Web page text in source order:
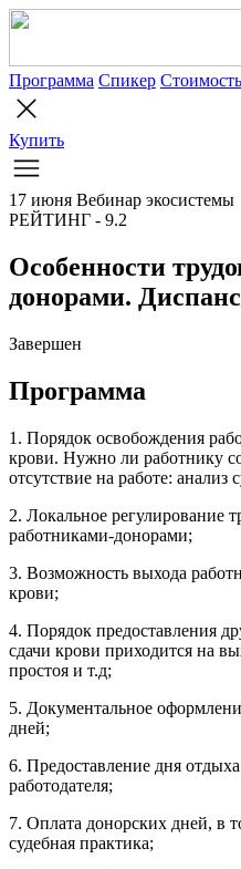
Программа Спикер Стоимость
Купить
17 июня Вебинар экосистемы
РЕЙТИНГ - 9.2
Особенности
донорами.
Завершен
Программа
1. Порядок освобождения
крови. Нужно ли работнику
отсутствие на работе: анализ
2. Локальное регулирование
работниками-донорами;
3. Возможность выхода
крови;
4. Порядок предоставления
сдачи крови приходится на
простоя и т.д;
5. Документальное
дней;
6. Предоставление дня
работодателя;
7. Оплата донорских дней, в
судебная практика;